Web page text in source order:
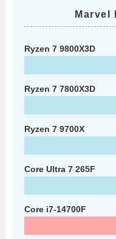
Marvel
Ryzen 7 9800X3D
Ryzen 7 7800X3D
Ryzen 7 9700X
Core Ultra 7 265F
Core i7-14700F